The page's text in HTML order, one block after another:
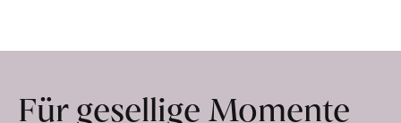
Hof
Für gesellige Momente